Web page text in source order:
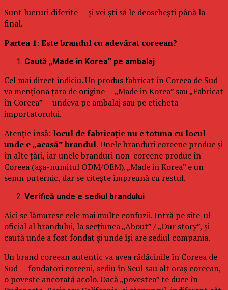
Sunt lucruri diferite — și vei ști să le deosebești până la
final.
Partea 1: Este brandul cu adevărat coreean?
Caută „Made in Korea” pe ambalaj
Cel mai direct indiciu. Un produs fabricat în Coreea de Sud
va menționa țara de origine — „Made in Korea” sau „Fabricat
în Coreea” — undeva pe ambalaj sau pe eticheta
importatorului.
Atenție însă: locul de fabricație nu e totuna cu locul
unde e „acasă” brandul.Unele branduri coreene produc și
în alte țări, iar unele branduri non-coreene produc în
Coreea (așa-numitul ODM/OEM). „Made in Korea” e un
semn puternic, dar se citește împreună cu restul.
Verifică unde e sediul brandului
Aici se lămuresc cele mai multe confuzii. Intră pe site-ul
oficial al brandului, la secțiunea „About” / „Our story”, și
caută unde a fost fondat și unde își are sediul compania.
Un brand coreean autentic va avea rădăcinile în Coreea de
Sud — fondatori coreeni, sediu în Seul sau alt oraș coreean,
o poveste ancorată acolo. Dacă „povestea” te duce în